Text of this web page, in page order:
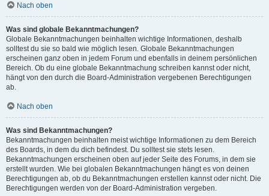
Nach oben
Was sind globale Bekanntmachungen?
Globale Bekanntmachungen beinhalten wichtige Informationen, deshalb
solltest du sie so bald wie möglich lesen. Globale Bekanntmachungen
erscheinen ganz oben in jedem Forum und ebenfalls in deinem persönlichen
Bereich. Ob du eine globale Bekanntmachung schreiben kannst oder nicht,
hängt von den durch die Board-Administration vergebenen Berechtigungen
ab.
Nach oben
Was sind Bekanntmachungen?
Bekanntmachungen beinhalten meist wichtige Informationen zu dem Bereich
des Boards, in dem du dich befindest. Du solltest sie stets lesen.
Bekanntmachungen erscheinen oben auf jeder Seite des Forums, in dem sie
erstellt wurden. Wie bei globalen Bekanntmachungen hängt es von deinen
Berechtigungen ab, ob du Bekanntmachungen erstellen kannst oder nicht. Die
Berechtigungen werden von der Board-Administration vergeben.